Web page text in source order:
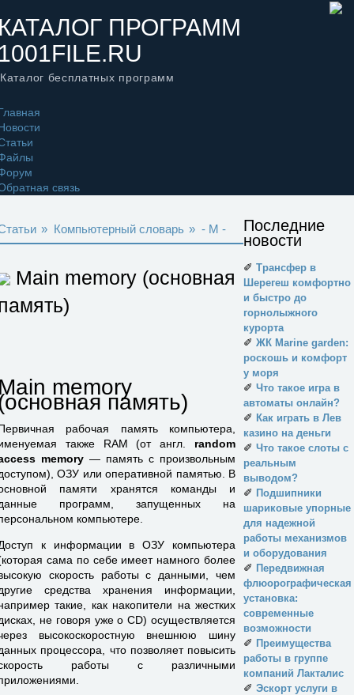
ПРОГРАММ
Каталог бесплатных программ
связь
» Компьютерный словарь » - M -
Main memory (основная
memory
память)
рабочая память компьютера,
также RAM (от англ. random
memory — память с произвольным
ОЗУ или оперативной памятью. В
памяти хранятся команды и
программ, запущенных на
компьютере.
к информации в ОЗУ компьютера
сама по себе имеет намного более
скорость работы с данными, чем
средства хранения информации,
такие, как накопители на жестких
не говоря уже о CD) осуществляется
высокоскоростную внешнюю шину
процессора, что позволяет повысить
работы с различными
Последние
новости
✐ Трансфер в
Шерегеш комфортно
и быстро до
горнолыжного
курорта
✐ ЖК Marine garden:
роскошь и комфорт
у моря
✐ Что такое игра в
автоматы онлайн?
✐ Как играть в Лев
казино на деньги
✐ Что такое слоты с
реальным
выводом?
✐ Подшипники
шариковые упорные
для надежной
работы механизмов
и оборудования
✐ Передвижная
флюорографическая
установка:
современные
возможности
✐ Преимущества
работы в группе
компаний Лакталис
✐ Эскорт услуги в